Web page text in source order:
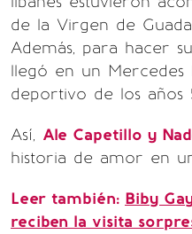
de la Virgen de
Además, para hacer
llegó en un Mercedes
deportivo de los años
Así, Ale Capetillo y
historia de amor en
Leer también: Biby
reciben la visita